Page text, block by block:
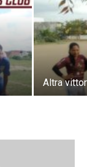
Altra